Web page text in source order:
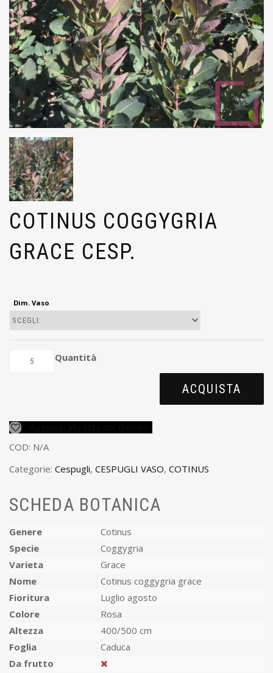
COTINUS COGGYGRIA
GRACE CESP.
Dim. Vaso
Quantità
ACQUISTA
COD: N/A
Categorie: Cespugli, CESPUGLI VASO, COTINUS
SCHEDA BOTANICA
Genere
Cotinus
Specie
Coggygria
Varieta
Grace
Nome
Cotinus coggygria grace
Fioritura
Luglio agosto
Colore
Rosa
Altezza
400/500 cm
Foglia
Caduca
Da frutto